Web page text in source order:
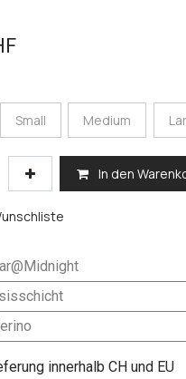
Small Medium
In den
innerhalb CH und EU